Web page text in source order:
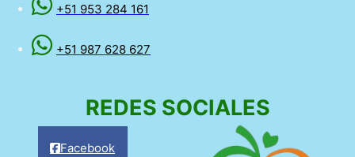
+51 953 284 161
+51 987 628 627
REDES SOCIALES
Facebook